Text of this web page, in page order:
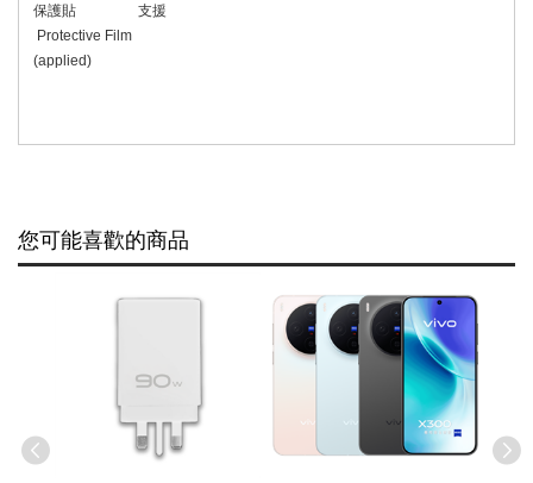
保護貼
Protective Film
(applied)
支援
您可能喜歡的商品